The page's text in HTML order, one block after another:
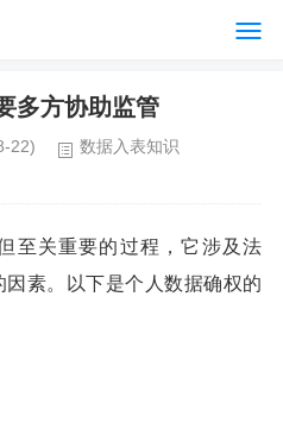
多方协助监管
22)
数据入表知识
至关重要的过程，它涉及法
素。以下是个人数据确权的